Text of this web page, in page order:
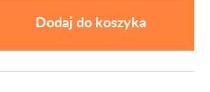
Dodaj do koszyka